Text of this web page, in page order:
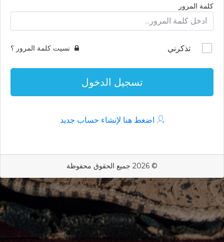
كلمة المرور
تذكرني نسيت كلمة المرور ؟
تسجيل الدخول
اضغط هنا لإنشاء حساب جديد
© 2026 جميع الحقوق محفوظة